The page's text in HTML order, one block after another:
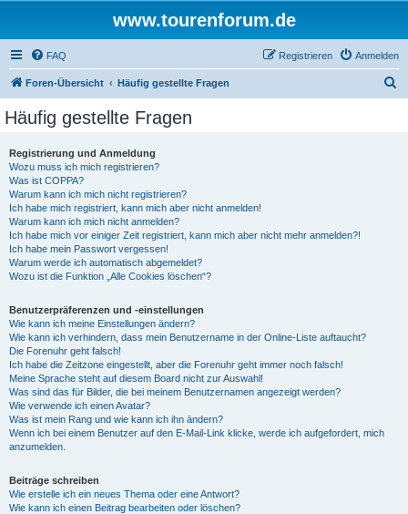
www.tourenforum.de
FAQ Anmelden
Registrieren
Foren-Übersicht Häufig gestellte Fragen
Häufig gestellte Fragen
Registrierung und Anmeldung
Wozu muss ich mich registrieren?
Was ist COPPA?
Warum kann ich mich nicht registrieren?
Ich habe mich registriert, kann mich aber nicht anmelden!
Warum kann ich mich nicht anmelden?
Ich habe mich vor einiger Zeit registriert, kann mich aber nicht mehr anmelden?!
Ich habe mein Passwort vergessen!
Warum werde ich automatisch abgemeldet?
Wozu ist die Funktion „Alle Cookies löschen“?
Benutzerpräferenzen und -einstellungen
Wie kann ich meine Einstellungen ändern?
Wie kann ich verhindern, dass mein Benutzername in der Online-Liste auftaucht?
Die Forenuhr geht falsch!
Ich habe die Zeitzone eingestellt, aber die Forenuhr geht immer noch falsch!
Meine Sprache steht auf diesem Board nicht zur Auswahl!
Was sind das für Bilder, die bei meinem Benutzernamen angezeigt werden?
Wie verwende ich einen Avatar?
Was ist mein Rang und wie kann ich ihn ändern?
Wenn ich bei einem Benutzer auf den E-Mail-Link klicke, werde ich aufgefordert, mich
anzumelden.
Beiträge schreiben
Wie erstelle ich ein neues Thema oder eine Antwort?
Wie kann ich einen Beitrag bearbeiten oder löschen?